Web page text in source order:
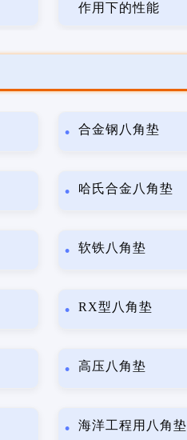
作用下的性能
合金钢八角垫
哈氏合金八角垫
软铁八角垫
RX型八角垫
高压八角垫
海洋工程用八角垫